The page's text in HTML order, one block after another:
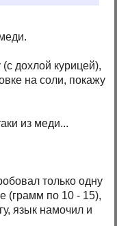
(с дохлой курицей),
на соли, покажу
из меди...
только одну
(грамм по 10 - 15),
язык намочил и